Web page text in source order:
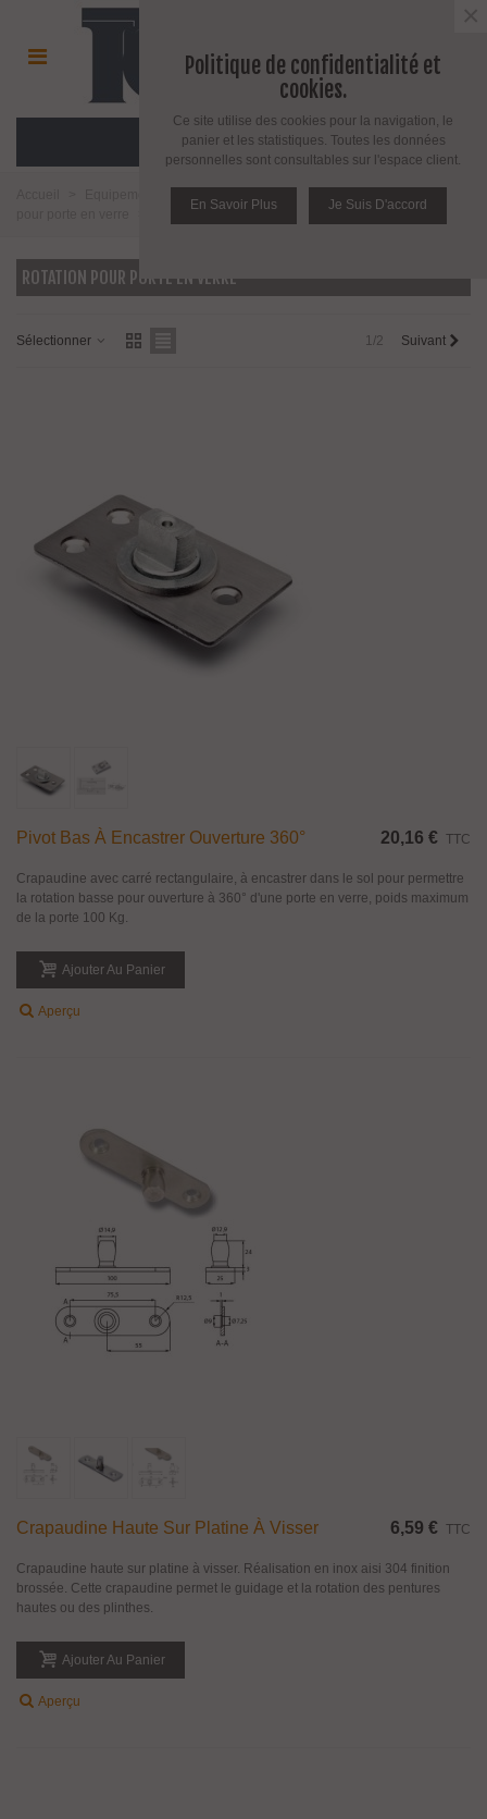
MENU
ROTATION POUR PORTE EN VERRE
Sélectionner 1/2 Suivant
Pivot Bas À Encastrer Ouverture 360° 20,16 € TTC
Crapaudine avec carré rectangulaire, à encastrer dans le sol pour permettre
la rotation basse pour ouverture à 360° d'une porte en verre, poids maximum
de la porte 100 Kg.
Ajouter Au Panier
Aperçu
Crapaudine Haute Sur Platine À Visser 6,59 € TTC
Crapaudine haute sur platine à visser. Réalisation en inox aisi 304 finition
brossée. Cette crapaudine permet le guidage et la rotation des pentures
hautes ou des plinthes.
Ajouter Au Panier
Aperçu
Politique de confidentialité et
cookies.
Ce site utilise des cookies pour la navigation, le
panier et les statistiques. Toutes les données
personnelles sont consultables sur l'espace client.
En Savoir Plus Je Suis D'accord